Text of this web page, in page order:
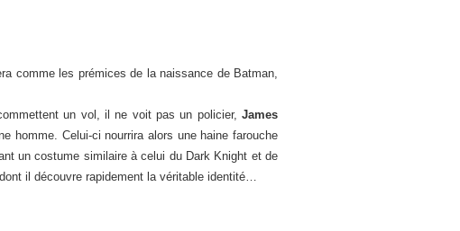
comme les prémices de la naissance de Batman,
un vol, il ne voit pas un policier, James
homme. Celui-ci nourrira alors une haine farouche
un costume similaire à celui du Dark Knight et de
il découvre rapidement la véritable identité…